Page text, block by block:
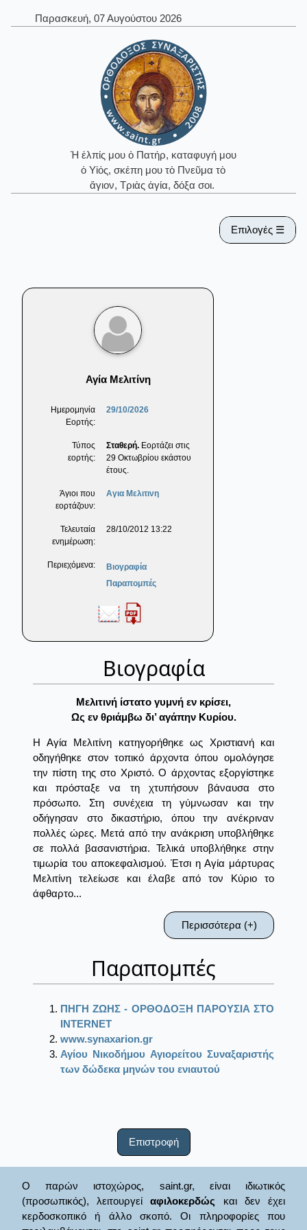
Παρασκευή, 07 Αυγούστου 2026
Ἡ ἐλπίς μου ὁ Πατήρ, καταφυγή μου
ὁ Υἱός, σκέπη μου τὸ Πνεῦμα τὸ
ἅγιον, Τριὰς ἁγία, δόξα σοι.
Επιλογές ☰
Αγία Μελιτίνη
Ημερομηνία
Εορτής:
29/10/2026
Τύπος
εορτής:
Σταθερή. Εορτάζει στις
29 Οκτωβρίου εκάστου
έτους.
Άγιοι που
εορτάζουν:
Αγια Μελιτινη
Τελευταία
ενημέρωση:
28/10/2012 13:22
Περιεχόμενα:
Βιογραφία
Παραπομπές
Βιογραφία
Mελιτινή ίστατο γυμνή εν κρίσει,
Ως εν θριάμβω δι’ αγάπην Kυρίου.
Η Αγία Μελιτίνη κατηγορήθηκε ως Χριστιανή και
οδηγήθηκε στον τοπικό άρχοντα όπου ομολόγησε
την πίστη της στο Χριστό. Ο άρχοντας εξοργίστηκε
και πρόσταξε να τη χτυπήσουν βάναυσα στο
πρόσωπο. Στη συνέχεια τη γύμνωσαν και την
οδήγησαν στο δικαστήριο, όπου την ανέκριναν
πολλές ώρες. Μετά από την ανάκριση υποβλήθηκε
σε πολλά βασανιστήρια. Τελικά υποβλήθηκε στην
τιμωρία του αποκεφαλισμού. Έτσι η Αγία μάρτυρας
Μελιτίνη τελείωσε και έλαβε από τον Κύριο το
άφθαρτο...
Περισσότερα (+)
Παραπομπές
ΠΗΓΗ ΖΩΗΣ - ΟΡΘΟΔΟΞΗ ΠΑΡΟΥΣΙΑ ΣΤΟ
ΙΝΤΕRΝΕΤ
www.synaxarion.gr
Αγίου Νικοδήμου Αγιορείτου Συναξαριστής
των δώδεκα μηνών του ενιαυτού
Επιστροφή
Ο παρών ιστοχώρος, saint.gr, είναι ιδιωτικός
(προσωπικός), λειτουργείαφιλοκερδώς και δεν έχει
κερδοσκοπικό ή άλλο σκοπό. Οι πληροφορίες που